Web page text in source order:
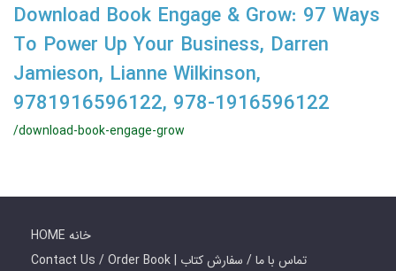
Download Book Engage & Grow: 97 Ways
To Power Up Your Business, Darren
Jamieson, Lianne Wilkinson,
9781916596122, 978-1916596122
/download-book-engage-grow
HOME خانه
Contact Us / Order Book | تماس با ما / سفارش کتاب